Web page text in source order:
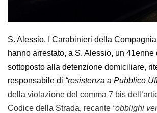
S. Alessio. I Carabinieri della
hanno arrestato, a S. Alessio, un 41enne
sottoposto alla detenzione domiciliare,
responsabile di “resistenza a Pubblico
della violazione del comma 7 bis
Codice della Strada, recante “obblighi